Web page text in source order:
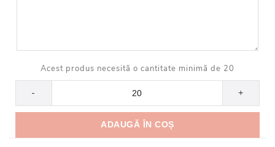
Acest produs necesită o cantitate minimă de 20
- +